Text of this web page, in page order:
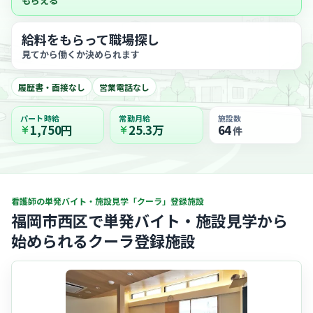
給料をもらって職場探し
見てから働くか決められます
履歴書・面接なし 営業電話なし
パート時給
1,750円
常勤月給
25.3万
施設数
64件
看護師の単発バイト・施設見学「クーラ」登録施設
福岡市西区で単発バイト・施設見学から
始められるクーラ登録施設